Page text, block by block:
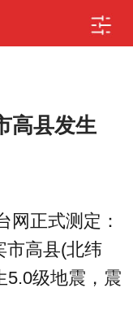
高县发生
网正式测定：
市高县(北纬
5.0级地震，震